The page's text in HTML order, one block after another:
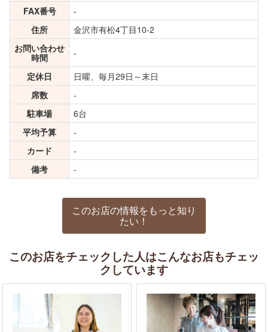
FAX番号
-
住所
金沢市有松4丁目10-2
お問い合わせ
時間
-
定休日
日曜、毎月29日～末日
席数
-
駐車場
6台
平均予算
-
カード
-
備考
-
このお店の情報をもっと知り
たい！
このお店をチェックした人はこんなお店もチェッ
クしています